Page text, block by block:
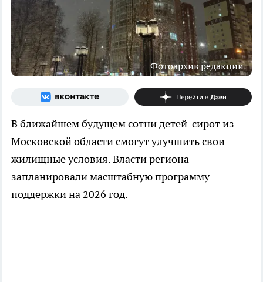
Фотоархив редакции
В ближайшем будущем сотни детей-сирот из
Московской области смогут улучшить свои
жилищные условия. Власти региона
запланировали масштабную программу
поддержки на 2026 год.